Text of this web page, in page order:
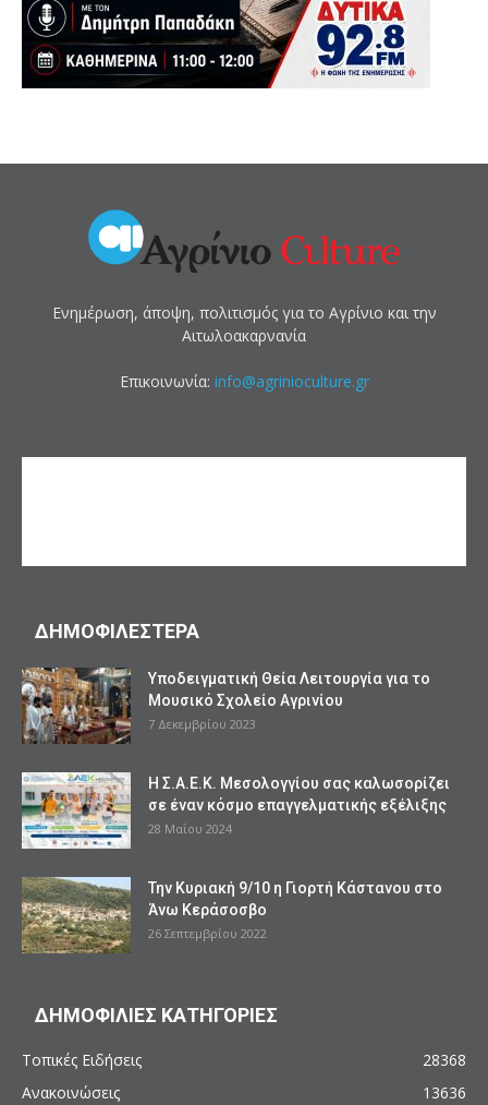
Ενημέρωση, άποψη, πολιτισμός για το Αγρίνιο και την
Αιτωλοακαρνανία
Επικοινωνία: info@agrinioculture.gr
ΔΗΜΟΦΙΛΕΣΤΕΡΑ
Υποδειγματική Θεία Λειτουργία για το
Μουσικό Σχολείο Αγρινίου
7 Δεκεμβρίου 2023
Η Σ.Α.Ε.Κ. Μεσολογγίου σας καλωσορίζει
σε έναν κόσμο επαγγελματικής εξέλιξης
28 Μαΐου 2024
Την Κυριακή 9/10 η Γιορτή Κάστανου στο
Άνω Κεράσοσβο
26 Σεπτεμβρίου 2022
ΔΗΜΟΦΙΛΙΕΣ ΚΑΤΗΓΟΡΙΕΣ
Τοπικές Ειδήσεις
28368
Ανακοινώσεις
13636